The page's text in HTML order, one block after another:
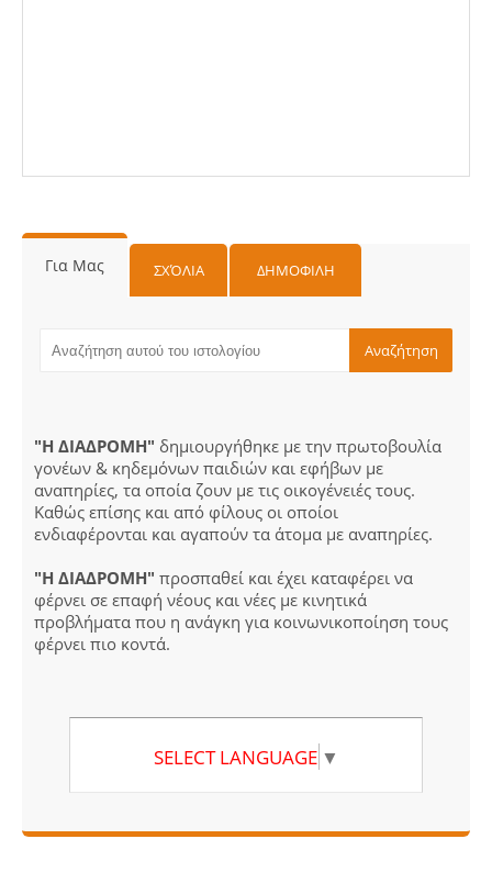
Για Μας ΣΧΌΛΙΑ ΔΗΜΟΦΙΛΗ
"Η ΔΙΑΔΡΟΜΗ" δημιουργήθηκε με την πρωτοβουλία
γονέων & κηδεμόνων παιδιών και εφήβων με
αναπηρίες, τα οποία ζουν με τις οικογένειές τους.
Καθώς επίσης και από φίλους οι οποίοι
ενδιαφέρονται και αγαπούν τα άτομα με αναπηρίες.
"Η ΔΙΑΔΡΟΜΗ" προσπαθεί και έχει καταφέρει να
φέρνει σε επαφή νέους και νέες με κινητικά
προβλήματα που η ανάγκη για κοινωνικοποίηση τους
φέρνει πιο κοντά.
SELECT LANGUAGE ▼